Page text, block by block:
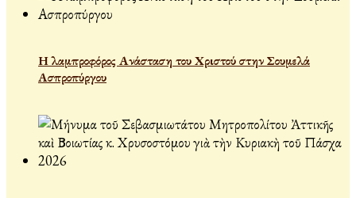
Η λαμπροφόρος Ανάσταση του Χριστού στην Σουμελά
Ασπροπύργου